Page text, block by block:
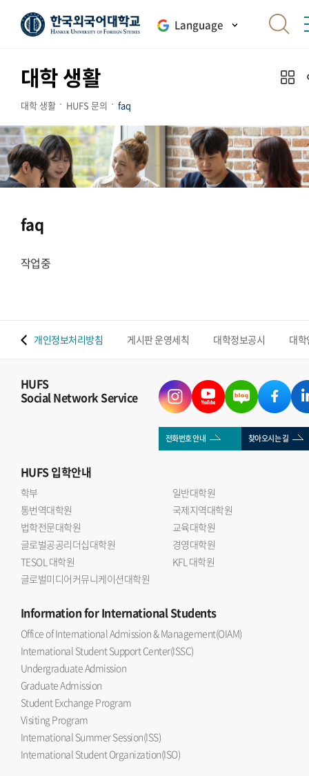
Language
대학 생활
대학 생활 HUFS 문의 faq
faq
작업중
개인정보처리방침 게시판 운영세칙 대학정보공시 대
HUFS
Social Network Service
전화번호 안내 찾아오시는 길
HUFS입학안내
학부
일반대학원
통번역대학원
국제지역대학원
법학전문대학원
교육대학원
글로벌공공리더십대학원
경영대학원
TESOL 대학원
KFL 대학원
글로벌미디어커뮤니케이션대학원
Informationfor International Students
Office of International Admission & Management(OIAM)
International Student Support Center(ISSC)
Undergraduate Admission
Graduate Admission
Student Exchange Program
Visiting Program
International Summer Session(ISS)
International Student Organization(ISO)